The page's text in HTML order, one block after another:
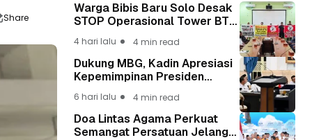
Share
Warga Bibis Baru Solo Desak
STOP Operasional Tower BTS,
Keselamatan Warga Lebih
Berharga
4 hari lalu 4 min read
Dukung MBG, Kadin Apresiasi
Kepemimpinan Presiden
6 hari lalu 4 min read
Doa Lintas Agama Perkuat
Semangat Persatuan Jelang